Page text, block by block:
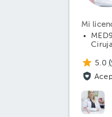
Mi
5.0 (